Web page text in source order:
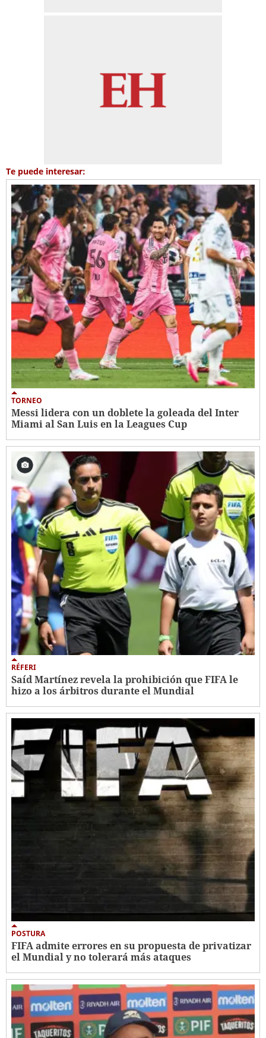
Te puede interesar:
TORNEO
Messi lidera con un doblete la goleada del Inter
Miami al San Luis en la Leagues Cup
RÉFERI
Saíd Martínez revela la prohibición que FIFA le
hizo a los árbitros durante el Mundial
POSTURA
FIFA admite errores en su propuesta de privatizar
el Mundial y no tolerará más ataques